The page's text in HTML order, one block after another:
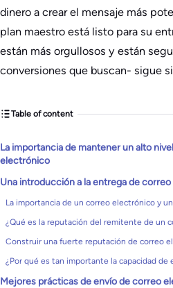
dinero a crear el mensaje más
plan maestro está listo para su
están más orgullosos y están
conversiones que buscan- sigue
Table of content
La importancia de mantener un alto
electrónico
Una introducción a la entrega de
La importancia de un correo electrónico y
¿Qué es la reputación del remitente de un
Construir una fuerte reputación de correo
¿Por qué es tan importante la capacidad
Mejores prácticas de envío de correo